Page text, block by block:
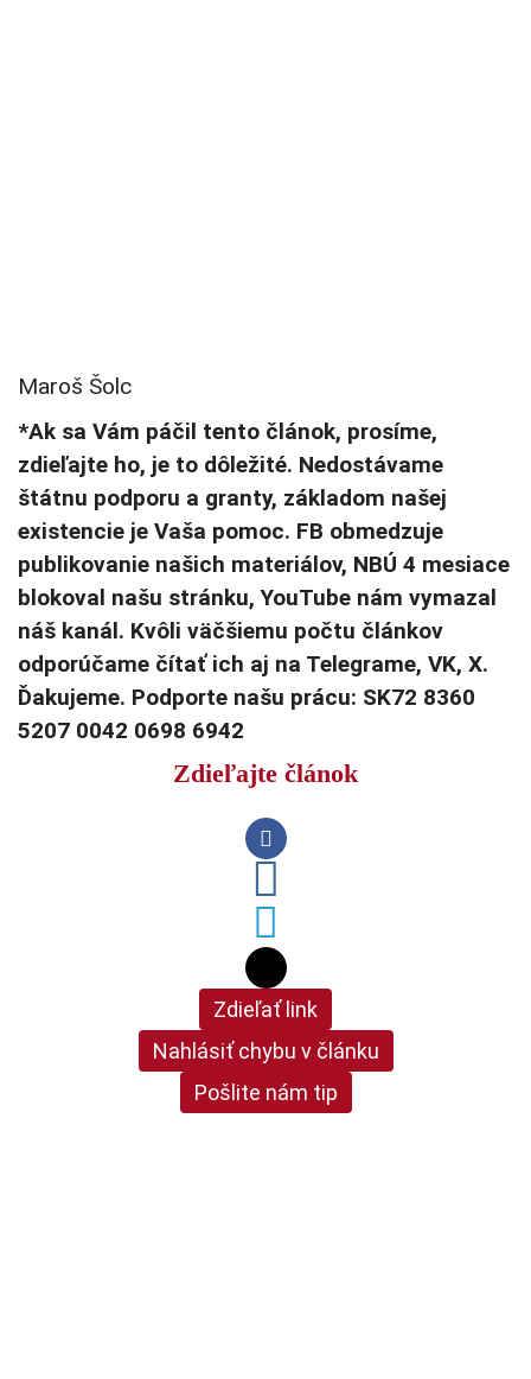
Maroš Šolc
*Ak sa Vám páčil tento článok, prosíme,
zdieľajte ho, je to dôležité. Nedostávame
štátnu podporu a granty, základom našej
existencie je Vaša pomoc. FB obmedzuje
publikovanie našich materiálov, NBÚ 4 mesiace
blokoval našu stránku, YouTube nám vymazal
náš kanál. Kvôli väčšiemu počtu článkov
odporúčame čítať ich aj na Telegrame, VK, X.
Ďakujeme. Podporte našu prácu: SK72 8360
5207 0042 0698 6942
Zdieľajte článok
Zdieľať link
Nahlásiť chybu v článku
Pošlite nám tip